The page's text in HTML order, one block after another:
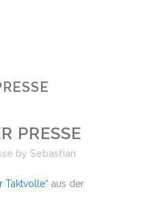
PRESSE
by Sebastian
Taktvolle“ aus der